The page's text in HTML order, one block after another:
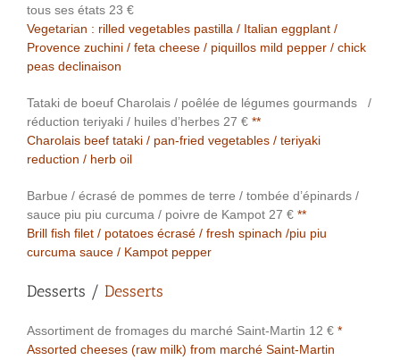
tous ses états 23 €
Vegetarian : rilled vegetables pastilla / Italian eggplant /
Provence zuchini / feta cheese / piquillos mild pepper / chick
peas declinaison
Tataki de boeuf Charolais / poêlée de légumes gourmands /
réduction teriyaki / huiles d’herbes 27 € **
Charolais beef tataki / pan-fried vegetables / teriyaki
reduction / herb oil
Barbue / écrasé de pommes de terre / tombée d’épinards /
sauce piu piu curcuma / poivre de Kampot 27 € **
Brill fish filet / potatoes écrasé / fresh spinach /piu piu
curcuma sauce / Kampot pepper
Desserts / Desserts
Assortiment de fromages du marché Saint-Martin 12 € *
Assorted cheeses (raw milk) from marché Saint-Martin